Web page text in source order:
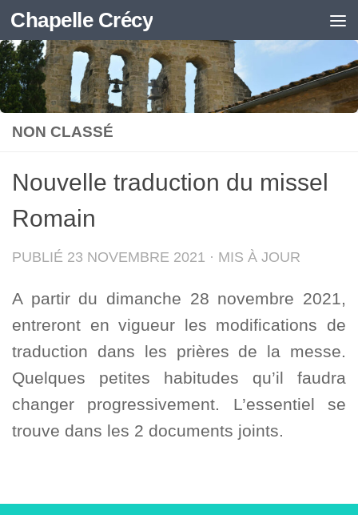
Skip to content
Chapelle Crécy
NON CLASSÉ
Nouvelle traduction du missel
Romain
PUBLIÉ 23 NOVEMBRE 2021 · MIS À JOUR
A partir du dimanche 28 novembre 2021,
entreront en vigueur les modifications de
traduction dans les prières de la messe.
Quelques petites habitudes qu’il faudra
changer progressivement. L’essentiel se
trouve dans les 2 documents joints.